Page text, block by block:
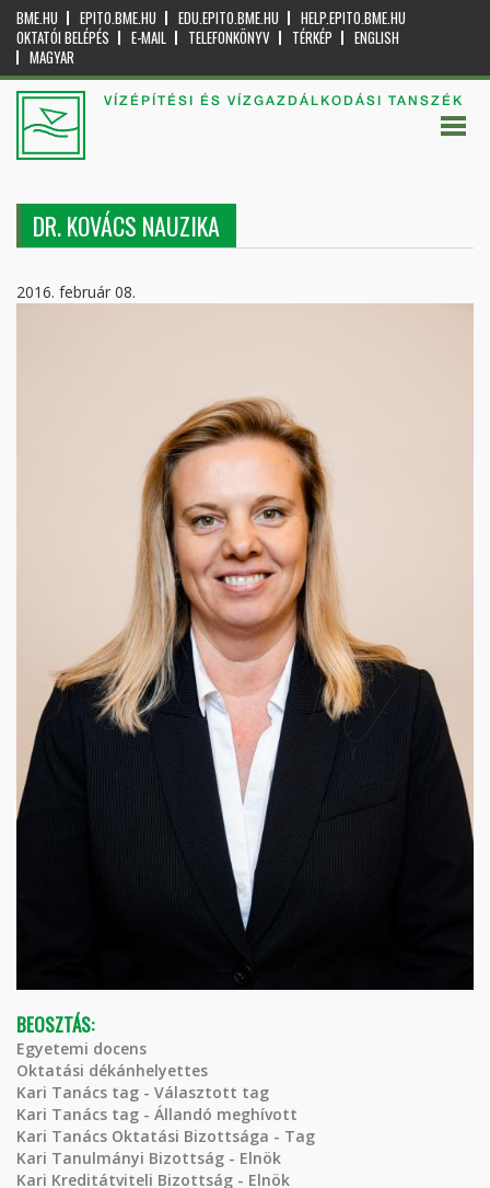
BME.HU EPITO.BME.HU EDU.EPITO.BME.HU
HELP.EPITO.BME.HU
OKTATÓI BELÉPÉS
E-MAIL TELEFONKÖNYV TÉRKÉP
ENGLISH
MAGYAR
VÍZÉPÍTÉSI ÉS VÍZGAZDÁLKODÁSI TANSZÉK
DR. KOVÁCS NAUZIKA
2016. február 08.
BEOSZTÁS:
Egyetemi docens
Oktatási dékánhelyettes
Kari Tanács tag - Választott tag
Kari Tanács tag - Állandó meghívott
Kari Tanács Oktatási Bizottsága - Tag
Kari Tanulmányi Bizottság - Elnök
Kari Kreditátviteli Bizottság - Elnök